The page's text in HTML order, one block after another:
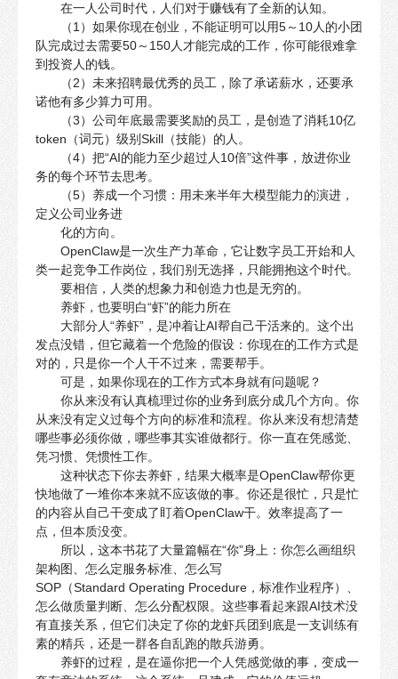
在一人公司时代，人们对于赚钱有了全新的认知。
（1）如果你现在创业，不能证明可以用5～10人的小团
队完成过去需要50～150人才能完成的工作，你可能很难拿
到投资人的钱。
（2）未来招聘最优秀的员工，除了承诺薪水，还要承
诺他有多少算力可用。
（3）公司年底最需要奖励的员工，是创造了消耗10亿
token（词元）级别Skill（技能）的人。
（4）把“AI的能力至少超过人10倍”这件事，放进你业
务的每个环节去思考。
（5）养成一个习惯：用未来半年大模型能力的演进，
定义公司业务进
化的方向。
OpenClaw是一次生产力革命，它让数字员工开始和人
类一起竞争工作岗位，我们别无选择，只能拥抱这个时代。
要相信，人类的想象力和创造力也是无穷的。
养虾，也要明白“虾”的能力所在
大部分人“养虾”，是冲着让AI帮自己干活来的。这个出
发点没错，但它藏着一个危险的假设：你现在的工作方式是
对的，只是你一个人干不过来，需要帮手。
可是，如果你现在的工作方式本身就有问题呢？
你从来没有认真梳理过你的业务到底分成几个方向。你
从来没有定义过每个方向的标准和流程。你从来没有想清楚
哪些事必须你做，哪些事其实谁做都行。你一直在凭感觉、
凭习惯、凭惯性工作。
这种状态下你去养虾，结果大概率是OpenClaw帮你更
快地做了一堆你本来就不应该做的事。你还是很忙，只是忙
的内容从自己干变成了盯着OpenClaw干。效率提高了一
点，但本质没变。
所以，这本书花了大量篇幅在“你”身上：你怎么画组织
架构图、怎么定服务标准、怎么写
SOP（Standard Operating Procedure，标准作业程序）、
怎么做质量判断、怎么分配权限。这些事看起来跟AI技术没
有直接关系，但它们决定了你的龙虾兵团到底是一支训练有
素的精兵，还是一群各自乱跑的散兵游勇。
养虾的过程，是在逼你把一个人凭感觉做的事，变成一